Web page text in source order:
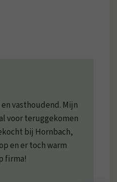
vasthoudend. Mijn
voor teruggekomen
bij Hornbach,
en er toch warm
firma!